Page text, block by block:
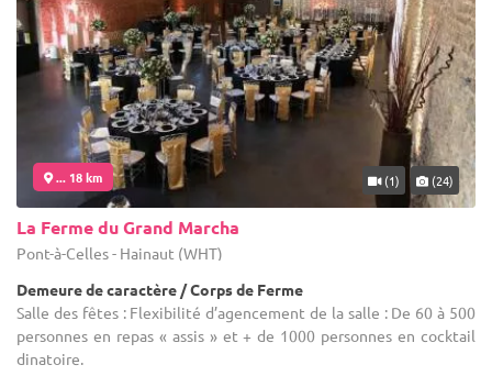
... 18 km (1) (24)
La Ferme du Grand Marcha
Pont-à-Celles - Hainaut (WHT)
Demeure de caractère / Corps de Ferme
Salle des fêtes : Flexibilité d’agencement de la salle : De 60 à 500
personnes en repas « assis » et + de 1000 personnes en cocktail
dinatoire.